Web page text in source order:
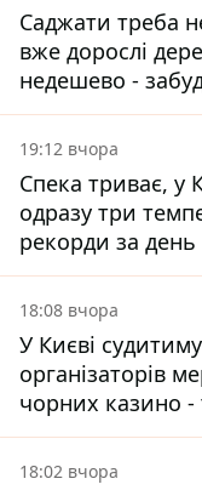
Саджати треба
вже дорослі
недешево -
Ніконов
19:12 вчора
Спека триває, у
одразу три
рекорди за день
18:08 вчора
У Києві
організаторів
чорних казино -
закладів
18:02 вчора